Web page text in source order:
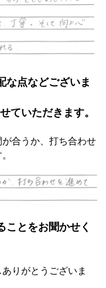
な点などございま
ていただきます。
合うか、打ち合わせ
ことをお聞かせく
りがとうございま